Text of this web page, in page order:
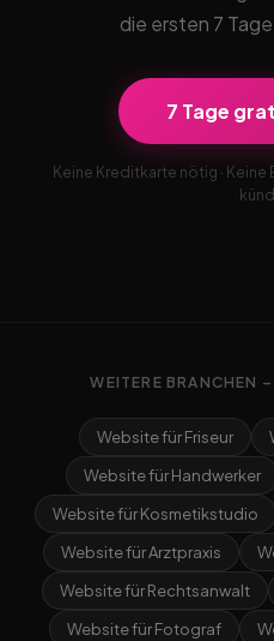
die ersten 7
7 Tage
Keine Kreditkarte nötig ·
WEITERE BRANCHEN
Website für Friseur
Website für Handwerker
Website für Kosmetikstudio
Website für Arztpraxis
Website für Rechtsanwalt
Website für Fotograf